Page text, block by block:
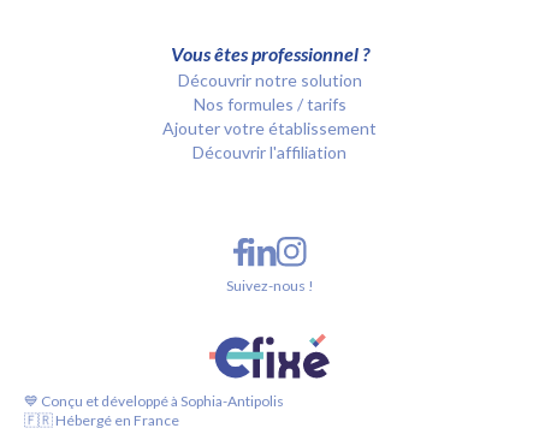
Vous êtes professionnel ?
Découvrir notre solution
Nos formules / tarifs
Ajouter votre établissement
Découvrir l'affiliation
💙 Conçu et développé à Sophia-Antipolis
🇫🇷 Hébergé en France
Suivez-nous !